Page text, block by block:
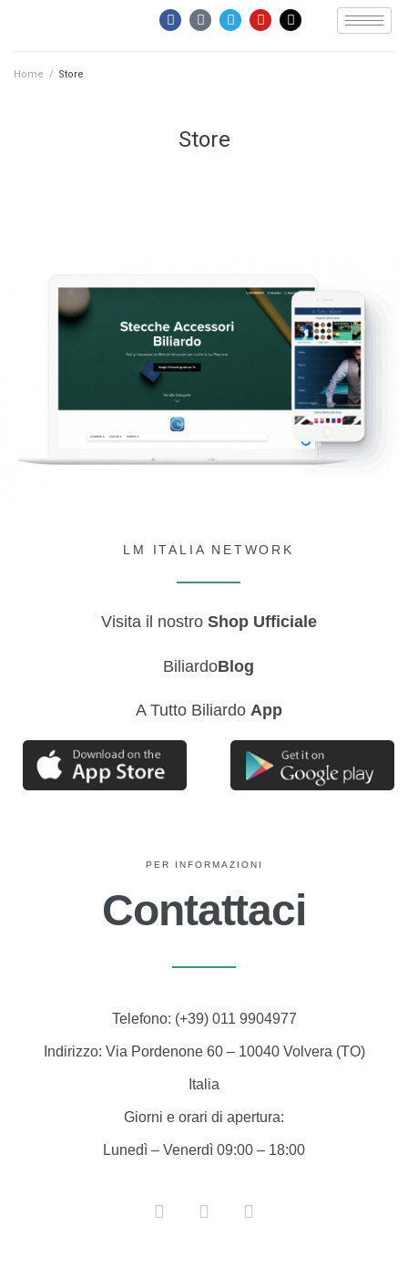
Home / Store
Store
LM ITALIA NETWORK
Visita il nostro Shop Ufficiale
BiliardoBlog
A Tutto Biliardo App
PER INFORMAZIONI
Contattaci
Telefono: (+39) 011 9904977
Indirizzo: Via Pordenone 60 – 10040 Volvera (TO)
Italia
Giorni e orari di apertura:
Lunedì – Venerdì 09:00 – 18:00